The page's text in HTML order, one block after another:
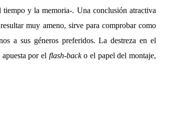
tiempo y la memoria-. Una conclusión atractiva
muy ameno, sirve para comprobar como
a sus géneros preferidos. La destreza en el
por el flash-backo el papel del montaje,